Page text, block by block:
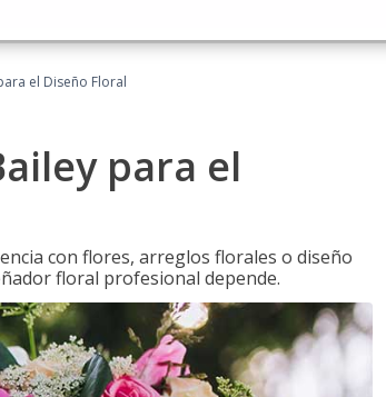
el Diseño Floral
para el
con flores, arreglos florales o diseño
floral profesional depende.